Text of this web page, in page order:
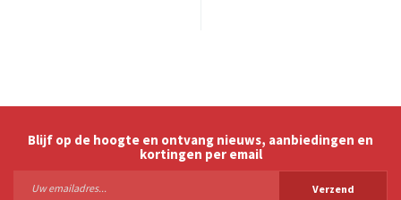
Blijf op de hoogte en ontvang nieuws, aanbiedingen en
kortingen per email
Verzend